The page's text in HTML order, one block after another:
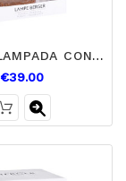
BERGER LAMPADA CON LIQUIDO MIRAGE NUDE
€39.00